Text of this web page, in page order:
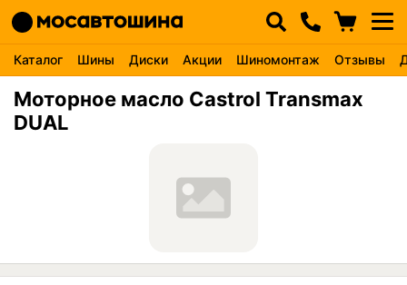
Каталог Шины Диски Акции Шиномонтаж Отзывы
Моторное масло Castrol Transmax
DUAL